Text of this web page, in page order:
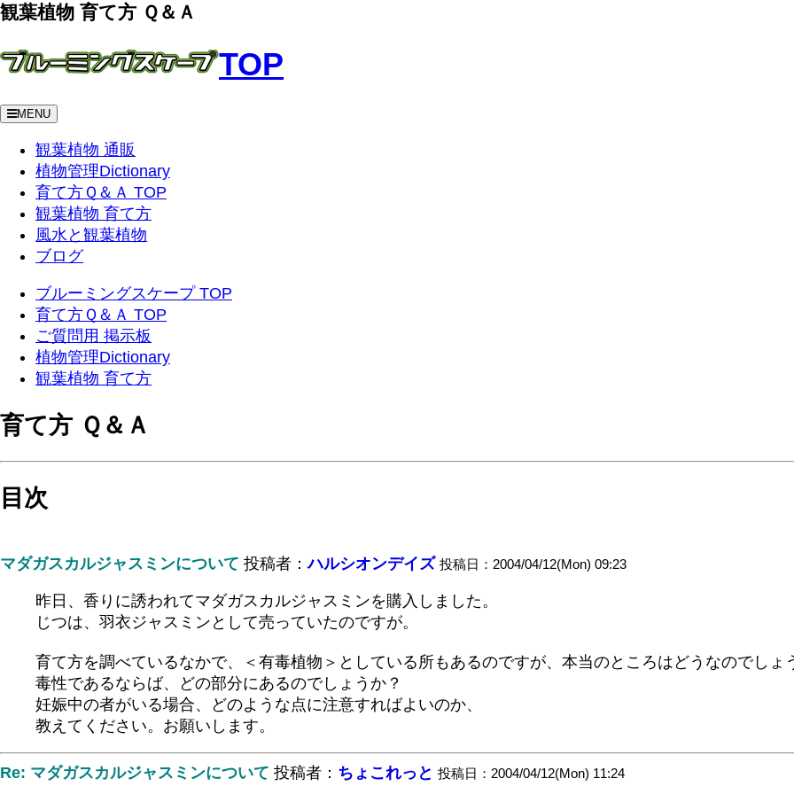
観葉植物 育て方 Ｑ＆Ａ
TOP
MENU
観葉植物 通販
植物管理Dictionary
育て方Ｑ＆Ａ TOP
観葉植物 育て方
風水と観葉植物
ブログ
ブルーミングスケープ TOP
育て方Ｑ＆Ａ TOP
ご質問用 掲示板
植物管理Dictionary
観葉植物 育て方
育て方 Ｑ＆Ａ
目次
マダガスカルジャスミンについて 投稿者：ハルシオンデイズ 投稿日：2004/04/12(Mon) 09:23
昨日、香りに誘われてマダガスカルジャスミンを購入しました。
じつは、羽衣ジャスミンとして売っていたのですが。
育て方を調べているなかで、＜有毒植物＞としている所もあるのですが、本当のところはどうなのでしょ
毒性であるならば、どの部分にあるのでしょうか？
妊娠中の者がいる場合、どのような点に注意すればよいのか、
教えてください。お願いします。
Re: マダガスカルジャスミンについて 投稿者： ちょこれっと 投稿日：2004/04/12(Mon) 11:24